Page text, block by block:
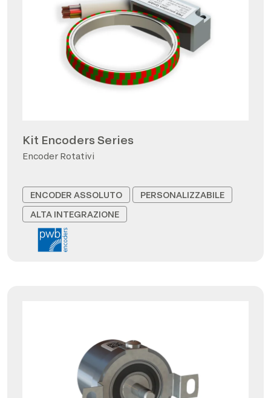
Kit Encoders Series
Encoder Rotativi
ENCODER ASSOLUTO
PERSONALIZZABILE
ALTA INTEGRAZIONE